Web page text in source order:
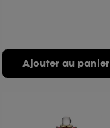
Ajouter au panier